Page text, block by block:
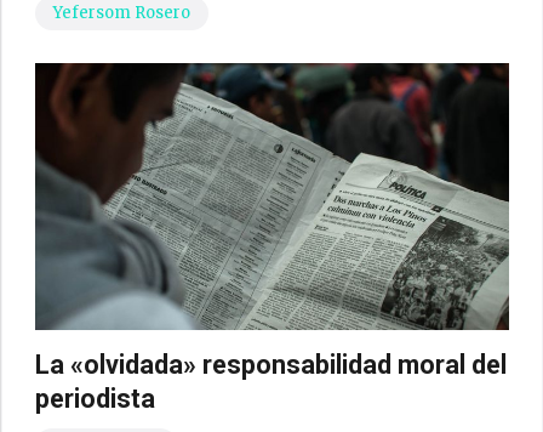
Yefersom Rosero
La «olvidada» responsabilidad moral del
periodista